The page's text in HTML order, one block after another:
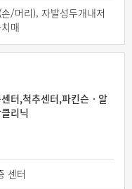
/머리), 자발성두개내저
매
터,척추센터,파킨슨ㆍ알
리닉
센터